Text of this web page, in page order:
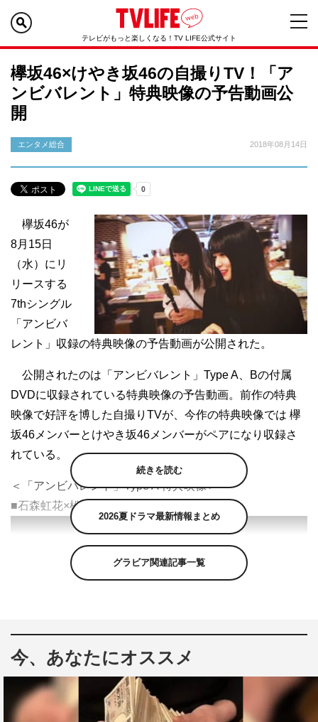
テレビがもっと楽しくなる！TV LIFE公式サイト
欅坂46×けやき坂46の自撮りTV！「ア
ンビバレント」特典映像の予告動画公
開
エンタメ総合 2018年08月14日
欅坂46が
8月15日
（水）にリ
リースする
7thシングル
「アンビバ
レント」収録の特典映像の予告動画が公開された。
公開されたのは「アンビバレント」Type A、Bの付属
DVDに収録されている特典映像の予告動画。前作の特典
映像で好評を博した自撮りTVが、今作の特典映像では 欅
坂46メンバーとけやき坂46メンバーがペアになり収録さ
れている。
＜「アンビバレント」Type A 特典映像＞
■石森虹花×松田好花
続きを読む
2026夏ドラマ最新情報まとめ
グラビア関連記事一覧
今、あなたにオススメ